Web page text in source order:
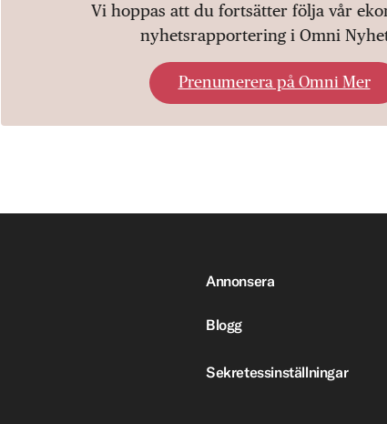
Vi hoppas att du fortsätter följa vår
nyhetsrapportering i Omni
Prenumerera på Omni Mer
Annonsera
Blogg
Sekretessinställningar